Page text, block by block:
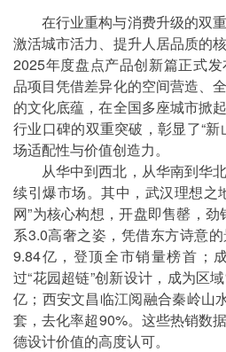
在行业重构与消费升级的双
激活城市活力、提升人居品质的
2025年度盘点产品创新篇正式
品项目凭借差异化的空间营造、
的文化底蕴，在全国多座城市掀
行业口碑的双重突破，彰显了“
场适配性与价值创造力。
从华中到西北，从华南到华
续引爆市场。其中，武汉理想之
网”为核心构想，开盘即售罄，
系3.0高奢之姿，凭借东方诗意
9.84亿，登顶全市销量榜首；
过“花园超链”创新设计，成为区
亿；西安文昌临江阅融合秦岭山
套，去化率超90%。这些热销数
德设计价值的高度认可。